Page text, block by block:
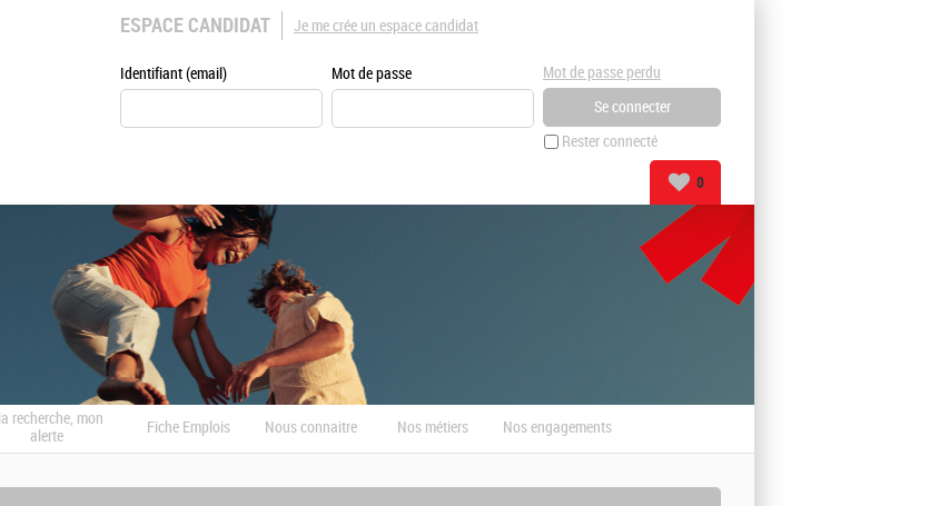
ESPACE CANDIDAT
Identifiant (email) Mot de passe
Rester connecté
Mot de passe perdu
Je me crée un espace candidat
0
recherche, mon
alerte
Fiche Emplois Nous connaitre Nos métiers Nos engagements